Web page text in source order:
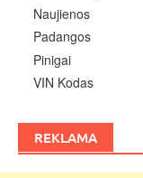
Naujienos
Padangos
Pinigai
VIN Kodas
REKLAMA